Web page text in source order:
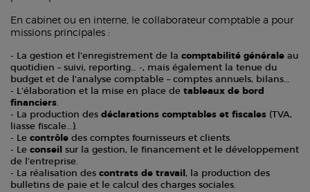
En cabinet ou en interne, le collaborateur comptable a pour
missions principales :
La gestion et l’enregistrement de la comptabilité générale au
quotidien – suivi, reporting… -, mais également la tenue du
budget et de l’analyse comptable – comptes annuels, bilans…
L’élaboration et la mise en place de tableaux de bord
financiers.
La production des déclarations comptables et fiscales (TVA,
liasse fiscale…).
Le contrôle des comptes fournisseurs et clients.
Le conseil
sur la gestion, le financement et le développement
de l’entreprise.
La réalisation des contrats de travail , la production des
bulletins de paie et le calcul des charges sociales.